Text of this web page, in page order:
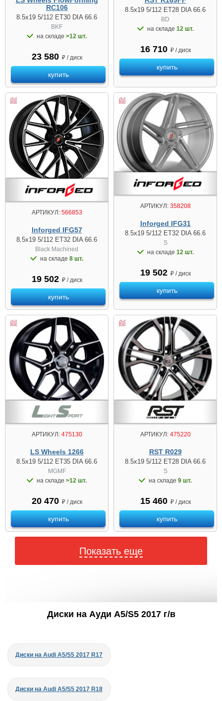
RC106
8.5x19 5/112 ET30 DIA 66.6
BKF
на складе >12 шт.
23 580 ₽ / диск
купить
8.5x19 5/112 ET28 DIA 66.6
BD
на складе 12 шт.
16 710 ₽ / диск
купить
АРТИКУЛ:566853
Inforged IFG57
8.5x19 5/112 ET32 DIA 66.6
Black Machined
на складе 8 шт.
19 502 ₽ / диск
купить
АРТИКУЛ:358208
Inforged IFG31
8.5x19 5/112 ET32 DIA 66.6
S
на складе 12 шт.
19 502 ₽ / диск
купить
АРТИКУЛ:475130
LS Wheels 1266
8.5x19 5/112 ET35 DIA 66.6
MGMF
на складе >12 шт.
20 470 ₽ / диск
купить
АРТИКУЛ:475220
RST R029
8.5x19 5/112 ET28 DIA 66.6
S
на складе 9 шт.
15 460 ₽ / диск
купить
Показать еще
Диски на Ауди A5/S5 2017 г/в
Диски на Audi A5/S5 2017 R17
Диски на Audi A5/S5 2017 R18